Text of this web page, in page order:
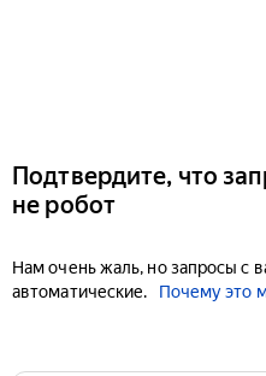
Подтвердите, что
не робот
Нам очень жаль, но запросы с
автоматические.
Почему это